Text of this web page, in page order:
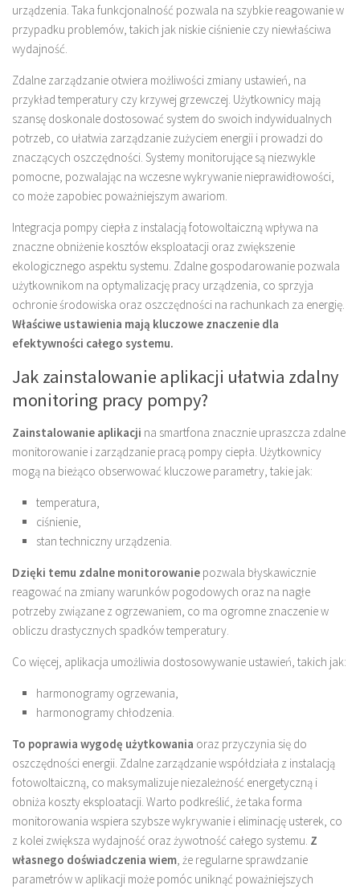
urządzenia. Taka funkcjonalność pozwala na szybkie reagowanie w
przypadku problemów, takich jak niskie ciśnienie czy niewłaściwa
wydajność.
Zdalne zarządzanie otwiera możliwości zmiany ustawień, na
przykład temperatury czy krzywej grzewczej. Użytkownicy mają
szansę doskonale dostosować system do swoich indywidualnych
potrzeb, co ułatwia zarządzanie zużyciem energii i prowadzi do
znaczących oszczędności. Systemy monitorujące są niezwykle
pomocne, pozwalając na wczesne wykrywanie nieprawidłowości,
co może zapobiec poważniejszym awariom.
Integracja pompy ciepła z instalacją fotowoltaiczną wpływa na
znaczne obniżenie kosztów eksploatacji oraz zwiększenie
ekologicznego aspektu systemu. Zdalne gospodarowanie pozwala
użytkownikom na optymalizację pracy urządzenia, co sprzyja
ochronie środowiska oraz oszczędności na rachunkach za energię.
Właściwe ustawienia mają kluczowe znaczenie dla
efektywności całego systemu.
Jak zainstalowanie aplikacji ułatwia zdalny
monitoring pracy pompy?
Zainstalowanie aplikacji na smartfona znacznie upraszcza zdalne
monitorowanie i zarządzanie pracą pompy ciepła. Użytkownicy
mogą na bieżąco obserwować kluczowe parametry, takie jak:
temperatura,
ciśnienie,
stan techniczny urządzenia.
Dzięki temu zdalne monitorowanie pozwala błyskawicznie
reagować na zmiany warunków pogodowych oraz na nagłe
potrzeby związane z ogrzewaniem, co ma ogromne znaczenie w
obliczu drastycznych spadków temperatury.
Co więcej, aplikacja umożliwia dostosowywanie ustawień, takich jak:
harmonogramy ogrzewania,
harmonogramy chłodzenia.
To poprawia wygodę użytkowania oraz przyczynia się do
oszczędności energii. Zdalne zarządzanie współdziała z instalacją
fotowoltaiczną, co maksymalizuje niezależność energetyczną i
obniża koszty eksploatacji. Warto podkreślić, że taka forma
monitorowania wspiera szybsze wykrywanie i eliminację usterek, co
z kolei zwiększa wydajność oraz żywotność całego systemu. Z
własnego doświadczenia wiem, że regularne sprawdzanie
parametrów w aplikacji może pomóc uniknąć poważniejszych